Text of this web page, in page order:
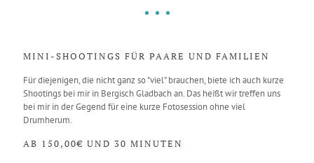
MINI-SHOOTINGS FÜR PAARE UND FAMILIEN
Für diejenigen, die nicht ganz so "viel" brauchen, biete ich auch kurze
Shootings bei mir in Bergisch Gladbach an. Das heißt wir treffen uns
bei mir in der Gegend für eine kurze Fotosession ohne viel
Drumherum.
AB 150,00€ UND 30 MINUTEN